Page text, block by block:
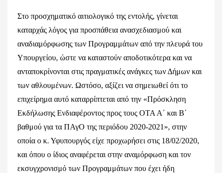
Στο προσχηματικό αιτιολογικό της εντολής, γίνεται
καταρχάς λόγος για προσπάθεια ανασχεδιασμού και
αναδιαμόρφωσης των Προγραμμάτων από την πλευρά του
Υπουργείου, ώστε να καταστούν αποδοτικότερα και να
ανταποκρίνονται στις πραγματικές ανάγκες των Δήμων και
των αθλουμένων. Ωστόσο, αξίζει να σημειωθεί ότι το
επιχείρημα αυτό καταρρίπτεται από την «Πρόσκληση
Εκδήλωσης Ενδιαφέροντος προς τους ΟΤΑ Α΄ και Β΄
βαθμού για τα ΠΑγΟ της περιόδου 2020-2021», στην
οποία ο κ. Υφυπουργός είχε προχωρήσει στις 18/02/2020,
και όπου ο ίδιος αναφέρεται στην αναμόρφωση και τον
εκσυγχρονισμό των Προγραμμάτων που έχει ήδη